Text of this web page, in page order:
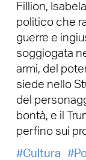
Fillion,
politico che
guerre e
soggiogata
armi, del
siede nello
del
bontà, e il
perfino sui
Cultura